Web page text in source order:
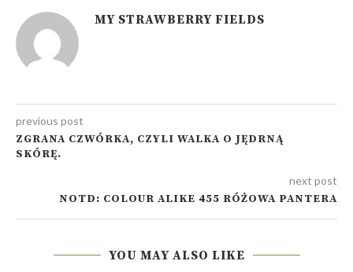
MY STRAWBERRY FIELDS
previous post
ZGRANA CZWÓRKA, CZYLI WALKA O JĘDRNĄ
SKÓRĘ.
next post
NOTD: COLOUR ALIKE 455 RÓŻOWA PANTERA
YOU MAY ALSO LIKE